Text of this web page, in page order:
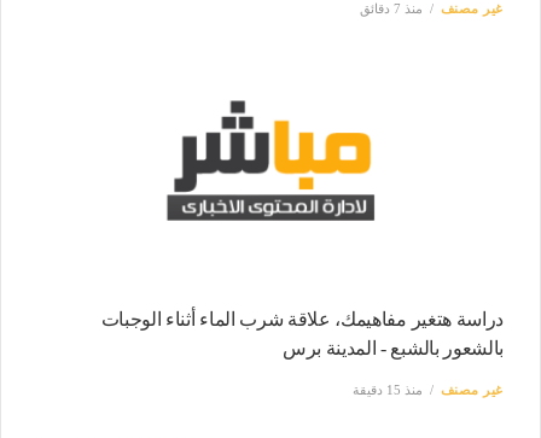
غير مصنف منذ 7 دقائق
دراسة هتغير مفاهيمك، علاقة شرب الماء أثناء الوجبات
بالشعور بالشبع - المدينة برس
غير مصنف منذ 15 دقيقة